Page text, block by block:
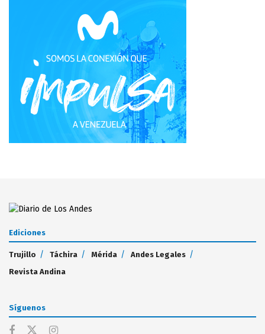
Ediciones
Trujillo Táchira Mérida
Andes Legales
Revista Andina
Síguenos